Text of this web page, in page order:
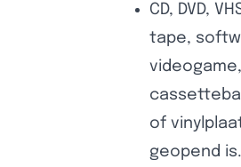
CD, DVD,
tape,
videogame,
of
geopend is.